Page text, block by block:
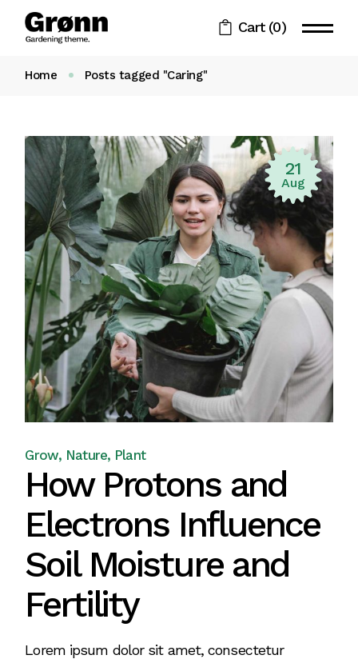
Cart (0)
Home Posts tagged "Caring"
21
Aug
Grow Nature Plant
How Protons and
Electrons Influence
Soil Moisture and
Fertility
Lorem ipsum dolor sit amet, consectetur